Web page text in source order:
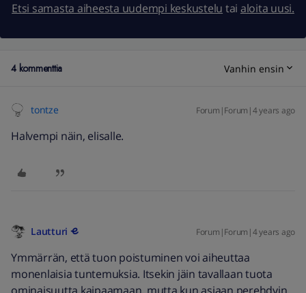
Etsi samasta aiheesta uudempi keskustelu tai aloita uusi.
4 kommenttia Vanhin ensin
tontze Forum|Forum|4 years ago
Halvempi näin, elisalle.
Lautturi Forum|Forum|4 years ago
Ymmärrän, että tuon poistuminen voi aiheuttaa
monenlaisia tuntemuksia. Itsekin jäin tavallaan tuota